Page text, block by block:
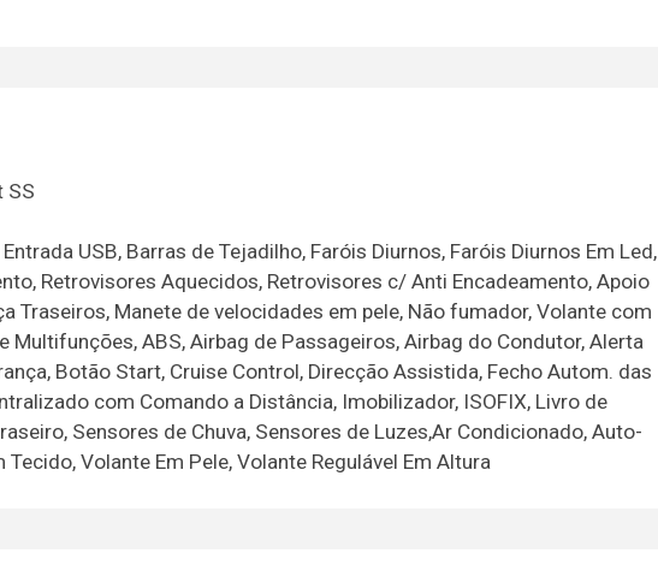
SS
USB, Barras de Tejadilho, Faróis Diurnos, Faróis Diurnos Em Led,
Retrovisores Aquecidos, Retrovisores c/ Anti Encadeamento, Apoio
Traseiros, Manete de velocidades em pele, Não fumador, Volante com
Multifunções, ABS, Airbag de Passageiros, Airbag do Condutor, Alerta
Botão Start, Cruise Control, Direcção Assistida, Fecho Autom. das
com Comando a Distância, Imobilizador, ISOFIX, Livro de
Sensores de Chuva, Sensores de Luzes,Ar Condicionado, Auto-
Volante Em Pele, Volante Regulável Em Altura